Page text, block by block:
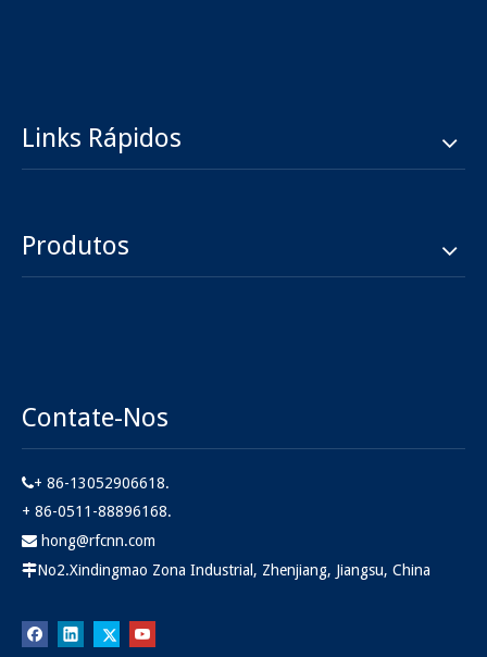
Links Rápidos
Produtos
Contate-Nos
+ 86-13052906618.
+ 86-0511-88896168.
 hong@rfcnn.com
No2.Xindingmao Zona Industrial, Zhenjiang, Jiangsu, China